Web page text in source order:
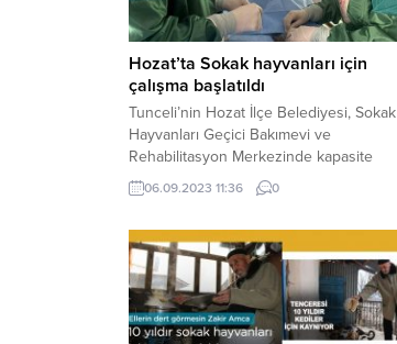
Hozat’ta Sokak hayvanları için
çalışma başlatıldı
Tunceli’nin Hozat İlçe Belediyesi, Sokak
Hayvanları Geçici Bakımevi ve
Rehabilitasyon Merkezinde kapasite
artırımı için çalışma başlattı. Çalışma
çerçevesinde tedavi ve bakıma ihtiyacı
ortam oluşturulacak. Tunceli’nin Hozat
ilçesinde belediye tarafından Sokak
Hayvanları Geçici Bakımevi ve
Rehabilitasyon Merkezinde kapasite
artırımı için çalışmalara başlandı.
06.09.2023 11:36 0